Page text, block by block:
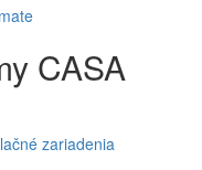
CASA
zariadenia